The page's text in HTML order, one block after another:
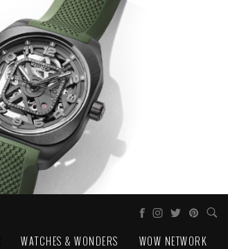
WATCHES & WONDERS WOW NETWORK